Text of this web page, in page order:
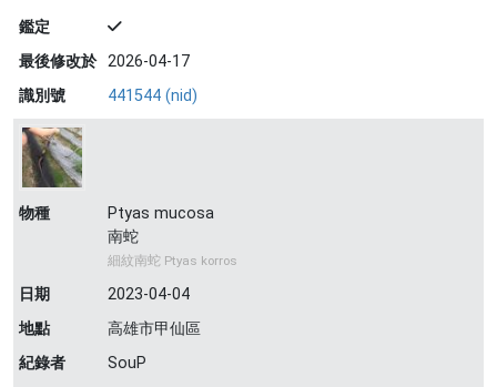
鑑定
最後修改於 2026-04-17
識別號
441544 (nid)
物種
Ptyas mucosa
南蛇
細紋南蛇 Ptyas korros
日期
2023-04-04
地點
高雄市甲仙區
紀錄者
SouP